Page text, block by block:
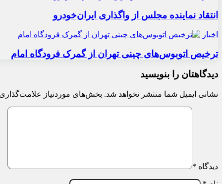
انتقاد نماینده مجلس از واگذاری ایران‌خودرو
اخبار
ترخیص اتوبوس‌های چینی تهران از گمرک فرودگاه امام
دیدگاهتان را بنویسید
نشانی ایمیل شما منتشر نخواهد شد. بخش‌های موردنیاز
دیدگاه *